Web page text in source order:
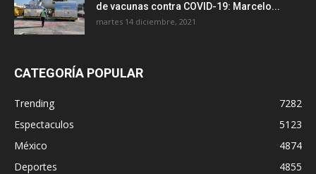
de vacunas contra COVID-19: Marcelo...
martes 14 diciembre, 2021
CATEGORÍA POPULAR
Trending
7282
Espectaculos
5123
México
4874
Deportes
4855